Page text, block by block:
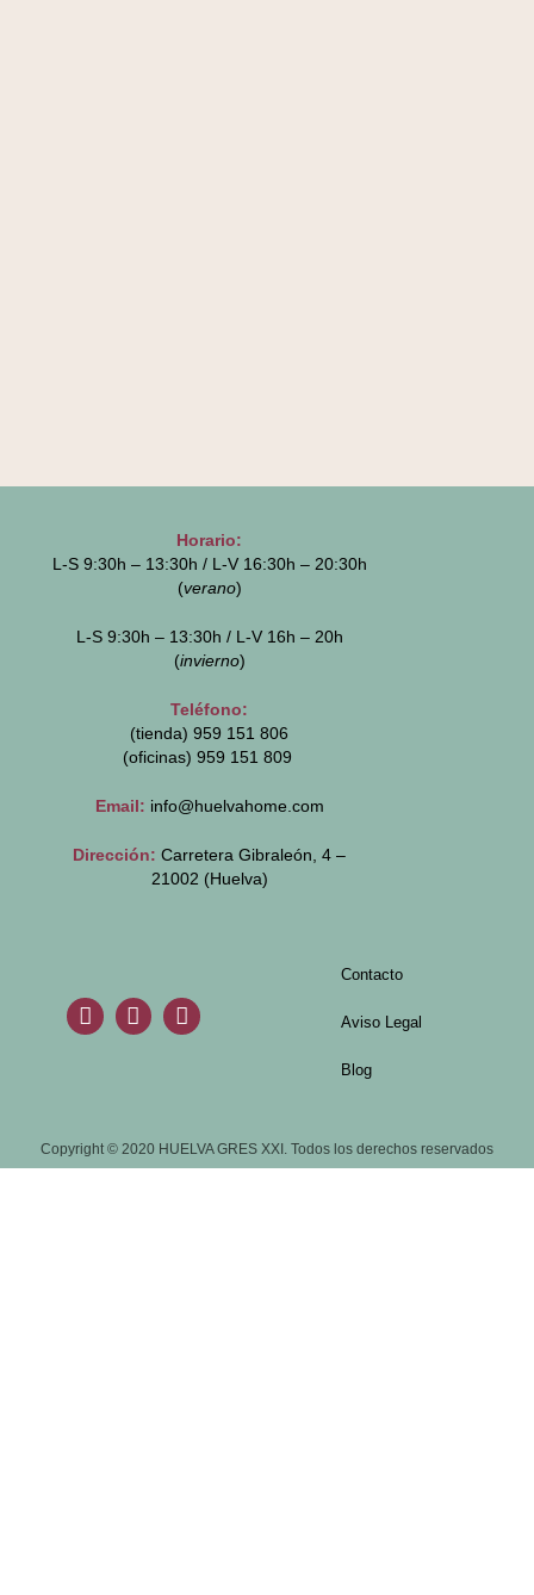
Horario:
L-S 9:30h – 13:30h / L-V 16:30h – 20:30h
(verano)
L-S 9:30h – 13:30h / L-V 16h – 20h
(invierno)
Teléfono:
(tienda) 959 151 806
(oficinas) 959 151 809
Email: info@huelvahome.com
Dirección: Carretera Gibraleón, 4 –
21002 (Huelva)
Contacto
Aviso Legal
Blog
Copyright © 2020 HUELVA GRES XXI. Todos los derechos reservados